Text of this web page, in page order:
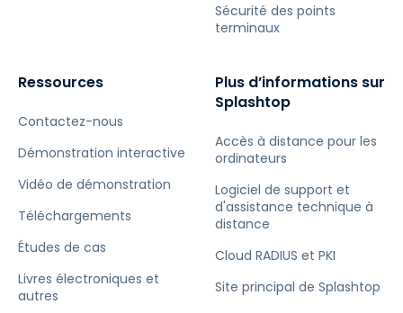
Sécurité des points
terminaux
Ressources
Contactez-nous
Démonstration interactive
Vidéo de démonstration
Téléchargements
Études de cas
Livres électroniques et
autres
Plus d’informations sur
Splashtop
Accès à distance pour les
ordinateurs
Logiciel de support et
d'assistance technique à
distance
Cloud RADIUS et PKI
Site principal de Splashtop